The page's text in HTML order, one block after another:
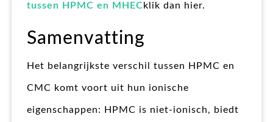
tussen HPMC en MHECklik dan hier.
Samenvatting
Het belangrijkste verschil tussen HPMC en
CMC komt voort uit hun ionische
eigenschappen: HPMC is niet-ionisch, biedt